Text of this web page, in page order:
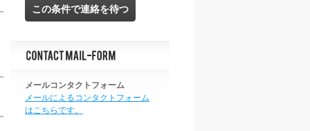
メールコンタクトフォーム
メールによるコンタクトフォーム
はこちらです。